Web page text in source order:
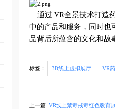
通过 VR全景技术打造药
中的产品和服务，同时
品背后所蕴含的文化和故事
标签： 3D线上虚拟展厅 VR
上一篇: VR线上禁毒戒毒红色教育